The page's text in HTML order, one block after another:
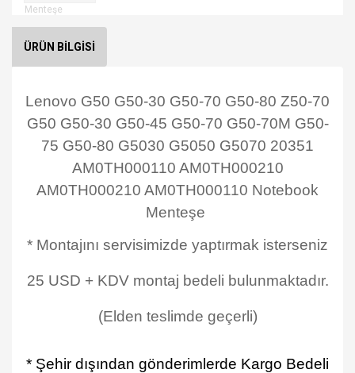
ÜRÜN BİLGİSİ
Lenovo G50 G50-30 G50-70 G50-80 Z50-70
G50 G50-30 G50-45 G50-70 G50-70M G50-
75 G50-80 G5030 G5050 G5070 20351
AM0TH000110 AM0TH000210
AM0TH000210 AM0TH000110 Notebook
Menteşe
* Montajını servisimizde yaptırmak isterseniz
25 USD + KDV montaj bedeli bulunmaktadır.
(Elden teslimde geçerli)
* Şehir dışından gönderimlerde Kargo Bedeli